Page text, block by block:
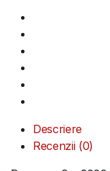
Descriere
Recenzii (0)